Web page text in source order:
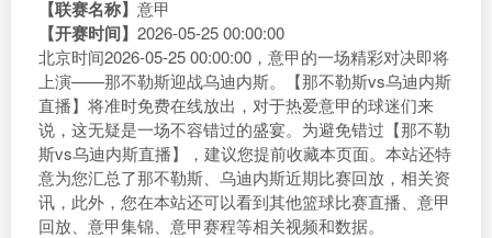
【联赛名称】 意甲
【开赛时间】 2026-05-25 00:00:00
北京时间2026-05-25 00:00:00，意甲的一场精彩对决即将
上演——那不勒斯迎战乌迪内斯。【那不勒斯vs乌迪内斯
直播】将准时免费在线放出，对于热爱意甲的球迷们来
说，这无疑是一场不容错过的盛宴。为避免错过【那不勒
斯vs乌迪内斯直播】，建议您提前收藏本页面。本站还特
意为您汇总了那不勒斯、乌迪内斯近期比赛回放，相关资
讯，此外，您在本站还可以看到其他篮球比赛直播、意甲
回放、意甲集锦、意甲赛程等相关视频和数据。